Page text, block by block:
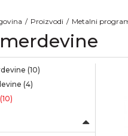
Proizvodi Metalni
(10)
(4)
(10)